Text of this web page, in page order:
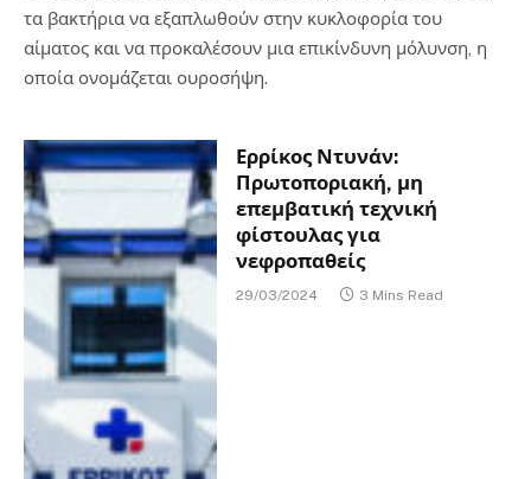
τα βακτήρια να εξαπλωθούν στην κυκλοφορία του
αίματος και να προκαλέσουν μια επικίνδυνη μόλυνση, η
οποία ονομάζεται ουροσήψη.
Ερρίκος Ντυνάν:
Πρωτοποριακή, μη
επεμβατική τεχνική
φίστουλας για
νεφροπαθείς
29/03/2024 3 Mins Read